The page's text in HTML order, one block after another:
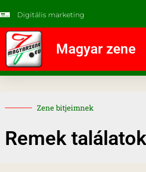
Digitális marketing
Magyar zene
Zene bitjeimnek
Remek találatok